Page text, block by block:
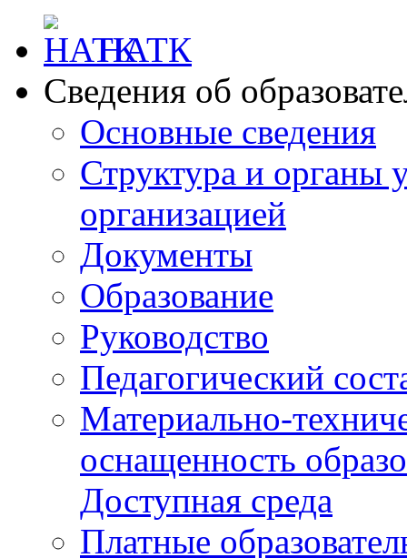
НАТК
Сведения об
Основные сведения
Структура и органы
организацией
Документы
Образование
Руководство
Педагогический
Материально-
оснащенность
Доступная среда
Платные